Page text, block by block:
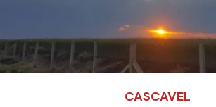
CASCAVEL